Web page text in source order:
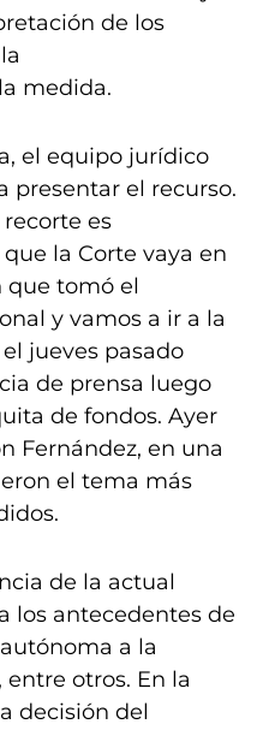
de los
medida.
el equipo jurídico
presentar el recurso.
es
la Corte vaya en
que tomó el
y vamos a ir a la
jueves pasado
de prensa luego
de fondos. Ayer
Fernández, en una
el tema más
de la actual
los antecedentes de
a la
otros. En la
decisión del